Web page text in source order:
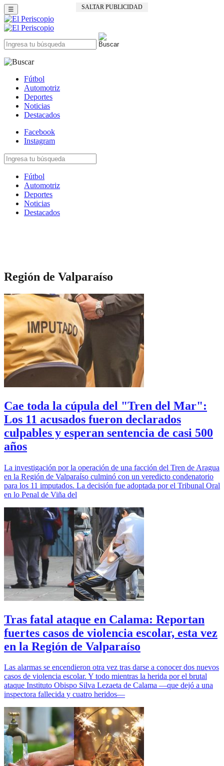
SALTAR PUBLICIDAD
☰
Fútbol
Automotriz
Deportes
Noticias
Destacados
Facebook
Instagram
Fútbol
Automotriz
Deportes
Noticias
Destacados
Región de Valparaíso
Cae toda la cúpula del "Tren del Mar":
Los 11 acusados fueron declarados
culpables y esperan sentencia de casi 500
años
La investigación por la operación de una facción del Tren de Aragua
en la Región de Valparaíso culminó con un veredicto condenatorio
para los 11 imputados. La decisión fue adoptada por el Tribunal Oral
en lo Penal de Viña del
Tras fatal ataque en Calama: Reportan
fuertes casos de violencia escolar, esta vez
en la Región de Valparaíso
Las alarmas se encendieron otra vez tras darse a conocer dos nuevos
casos de violencia escolar. Y todo mientras la herida por el brutal
ataque Instituto Obispo Silva Lezaeta de Calama —que dejó a una
inspectora fallecida y cuatro heridos—